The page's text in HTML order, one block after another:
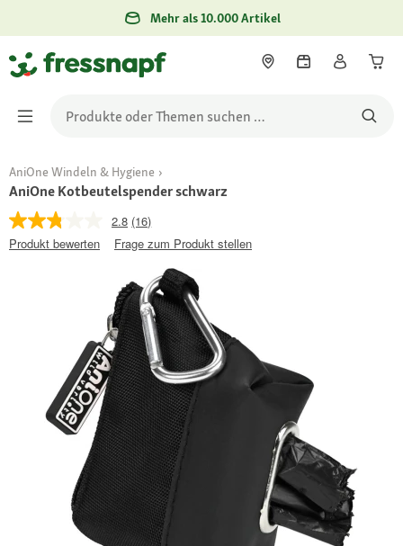
Mehr als 10.000 Artikel
AniOne Windeln & Hygiene
AniOne Kotbeutelspender schwarz
2.8 (16)
Produkt bewerten
Frage zum Produkt stellen